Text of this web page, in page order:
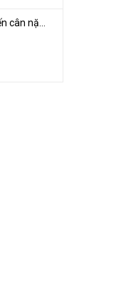
Bộ cảm biến cân nặng loadcell 1KG khung mica